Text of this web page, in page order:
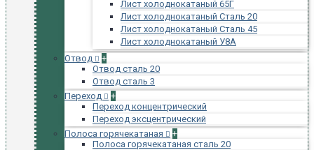
Лист холоднокатаный 65Г
Лист холоднокатаный Сталь 20
Лист холоднокатаный Сталь 45
Лист холоднокатаный У8А
Отвод
+
Отвод сталь 20
Отвод сталь 3
Переход
+
Переход концентрический
Переход эксцентрический
Полоса горячекатаная
+
Полоса горячекатаная сталь 20